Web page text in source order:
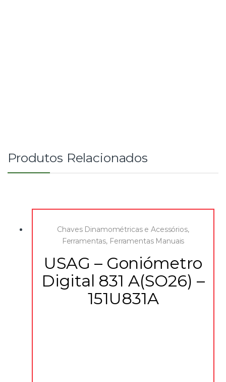
Produtos Relacionados
Chaves Dinamométricas e Acessórios,
Ferramentas, Ferramentas Manuais
USAG – Goniómetro
Digital 831 A(SO26) –
151U831A